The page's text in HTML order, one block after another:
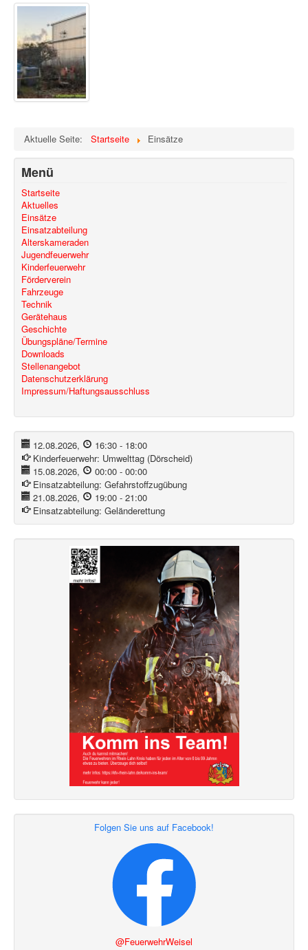
Aktuelle Seite: Startseite Einsätze
Menü
Startseite
Aktuelles
Einsätze
Einsatzabteilung
Alterskameraden
Jugendfeuerwehr
Kinderfeuerwehr
Förderverein
Fahrzeuge
Technik
Gerätehaus
Geschichte
Übungspläne/Termine
Downloads
Stellenangebot
Datenschutzerklärung
Impressum/Haftungsausschluss
12.08.2026, 16:30- 18:00
Kinderfeuerwehr: Umwelttag (Dörscheid)
15.08.2026, 00:00- 00:00
Einsatzabteilung:Gefahrstoffzugübung
21.08.2026, 19:00- 21:00
Einsatzabteilung:Geländerettung
Folgen Sie uns auf Facebook!
@FeuerwehrWeisel